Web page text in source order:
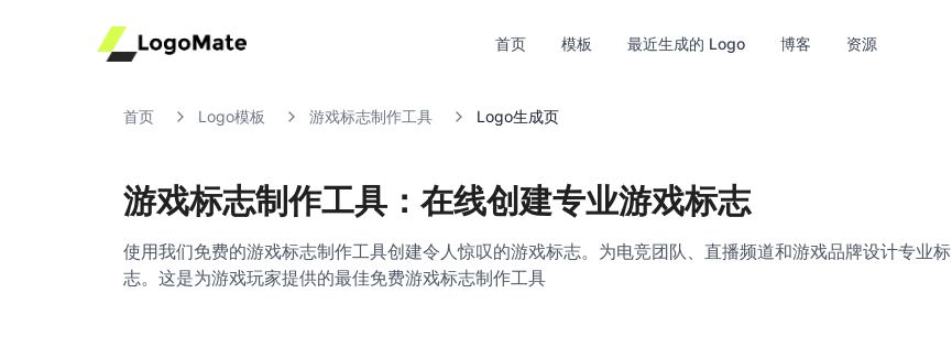
首页 模板 最近生成的 Logo 博客 资源
首页 Logo模板 游戏标志制作工具 Logo生成页
游戏标志制作工具：在线创建专业游戏标志
使用我们免费的游戏标志制作工具创建令人惊叹的游戏标志。为电竞团队、直播频道和游戏品牌设计专业标
志。这是为游戏玩家提供的最佳免费游戏标志制作工具